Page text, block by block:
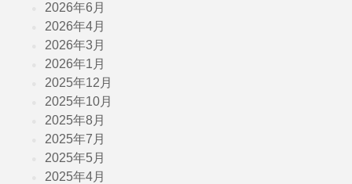
2026年6月
2026年4月
2026年3月
2026年1月
2025年12月
2025年10月
2025年8月
2025年7月
2025年5月
2025年4月